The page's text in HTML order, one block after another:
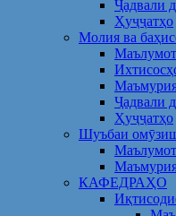
Ҷадвали
Ҳуҷҷатҳо
Молия ва
Маълумот
Ҷадвали
Ҳуҷҷатҳо
Шуъбаи
Маълумот
КАФЕДРАҲО